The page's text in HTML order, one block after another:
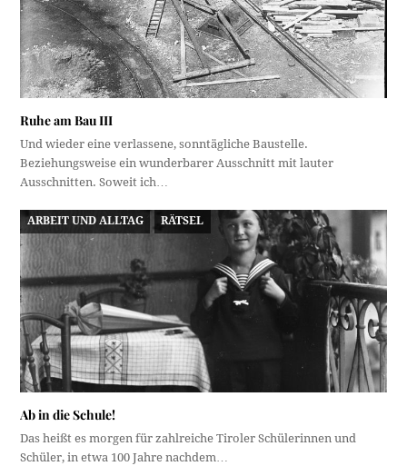
Ruhe am Bau III
Und wieder eine verlassene, sonntägliche Baustelle.
Beziehungsweise ein wunderbarer Ausschnitt mit lauter
Ausschnitten. Soweit ich…
ARBEIT UND ALLTAG RÄTSEL
Ab in die Schule!
Das heißt es morgen für zahlreiche Tiroler Schülerinnen und
Schüler, in etwa 100 Jahre nachdem…